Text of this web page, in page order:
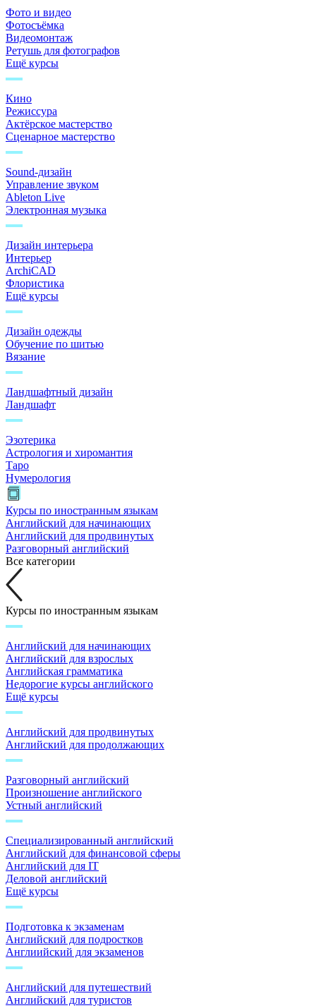
Фото и видео
Фотосъёмка
Видеомонтаж
Ретушь для фотографов
Ещё курсы
Кино
Режиссура
Актёрское мастерство
Сценарное мастерство
Sound-дизайн
Управление звуком
Ableton Live
Электронная музыка
Дизайн интерьера
Интерьер
ArchiCAD
Флористика
Ещё курсы
Дизайн одежды
Обучение по шитью
Вязание
Ландшафтный дизайн
Ландшафт
Эзотерика
Астрология и хиромантия
Таро
Нумерология
Курсы по иностранным языкам
Английский для начинающих
Английский для продвинутых
Разговорный английский
Все категории
Курсы по иностранным языкам
Английский для начинающих
Английский для взрослых
Английская грамматика
Недорогие курсы английского
Ещё курсы
Английский для продвинутых
Английский для продолжающих
Разговорный английский
Произношение английского
Устный английский
Специализированный английский
Английский для финансовой сферы
Английский для IT
Деловой английский
Ещё курсы
Подготовка к экзаменам
Английский для подростков
Англиийский для экзаменов
Английский для путешествий
Английский для туристов